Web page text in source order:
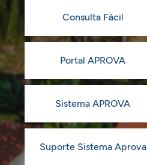
Consulta Fácil
Portal APROVA
Sistema APROVA
Suporte Sistema Aprova